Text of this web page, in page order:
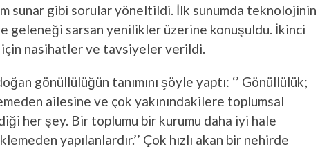
sunar gibi sorular yöneltildi. İlk sunumda teknolojinin
geleneği sarsan yenilikler üzerine konuşuldu. İkinci
için nasihatler ve tavsiyeler verildi.
gönüllülüğün tanımını şöyle yaptı: ‘’ Gönüllülük;
ailesine ve çok yakınındakilere toplumsal
her şey. Bir toplumu bir kurumu daha iyi hale
yapılanlardır.’’ Çok hızlı akan bir nehirde